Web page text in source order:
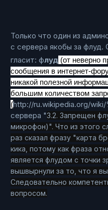
Только что один из
с сервера якобы за флуд.
гласит: флуд (от неверно
сообщения в интернет-
никакой полезной
большим количеством
(http://ru.wikipedia.org/
сервера "3.2. Запрещен
микрофон)". Что из этого
раз сказал фразу "карта
кика, потому как фраза
является флудом с точки
вышвырнули за то, что я
Следовательно
вопросом.